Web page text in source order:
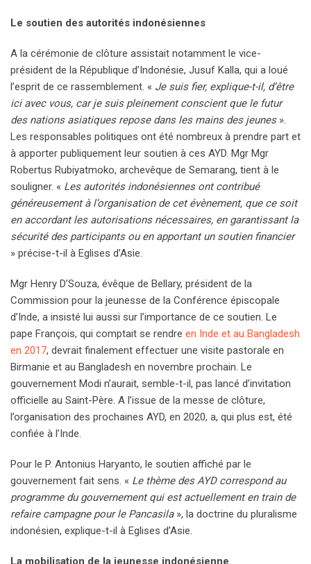
Le soutien des autorités indonésiennes
A la cérémonie de clôture assistait notamment le vice-
président de la République d’Indonésie, Jusuf Kalla, qui a loué
l’esprit de ce rassemblement. « Je suis fier, explique-t-il, d’être
ici avec vous, car je suis pleinement conscient que le futur
des nations asiatiques repose dans les mains des jeunes».
Les responsables politiques ont été nombreux à prendre part et
à apporter publiquement leur soutien à ces AYD. Mgr Mgr
Robertus Rubiyatmoko, archevêque de Semarang, tient à le
souligner. « Les autorités indonésiennes ont contribué
généreusement à l’organisation de cet évènement, que ce soit
en accordant les autorisations nécessaires, en garantissant la
sécurité des participants ou en apportant un soutien financier
» précise-t-il à Eglises d’Asie.
Mgr Henry D’Souza, évêque de Bellary, président de la
Commission pour la jeunesse de la Conférence épiscopale
d’Inde, a insisté lui aussi sur l’importance de ce soutien. Le
pape François, qui comptait se rendre en Inde et au Bangladesh
en 2017, devrait finalement effectuer une visite pastorale en
Birmanie et au Bangladesh en novembre prochain. Le
gouvernement Modi n’aurait, semble-t-il, pas lancé d’invitation
officielle au Saint-Père. A l’issue de la messe de clôture,
l’organisation des prochaines AYD, en 2020, a, qui plus est, été
confiée à l’Inde.
Pour le P. Antonius Haryanto, le soutien affiché par le
gouvernement fait sens. « Le thème des AYD correspond au
programme du gouvernement qui est actuellement en train de
refaire campagne pour le Pancasila», la doctrine du pluralisme
indonésien, explique-t-il à Eglises d’Asie.
La mobilisation de la jeunesse indonésienne